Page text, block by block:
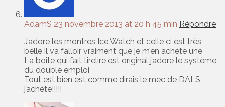
AdamS 23 novembre 2013 at 20 h 45 min Répondre
J’adore les montres Ice Watch et celle ci est très
belle il va falloir vraiment que je m’en achète une
La boite qui fait tirelire est original j’adore le système
du double emploi
Tout est bien est comme dirais le mec de DALS
j’achète!!!!!